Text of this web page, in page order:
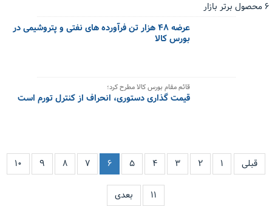
عرضه ۴۸ هزار تن فرآورده های نفتی و پتروشیمی در
بورس کالا
قائم مقام بورس کالا مطرح کرد؛
قیمت گذاری دستوری، انحراف از کنترل تورم است
قبلی ۱ ۲ ۳ ۴ ۵ ۶ ۷ ۸ ۹ ۱۰
۱۱ بعدی